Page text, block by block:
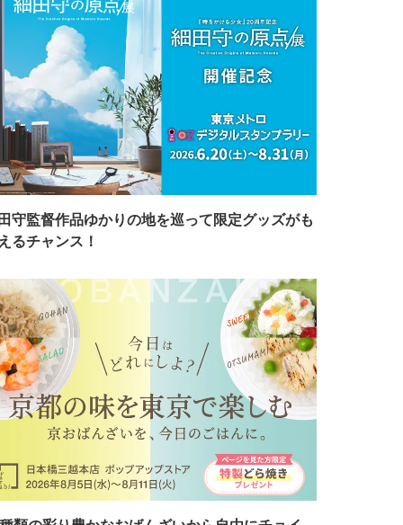
守監督作品ゆかりの地を巡って限定グッズがも
るチャンス！